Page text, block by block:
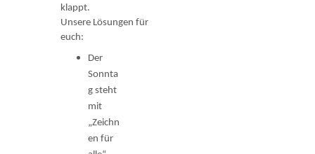
klappt.
Unsere Lösungen für
euch:
Der
Sonnta
g steht
mit
„Zeichn
en für